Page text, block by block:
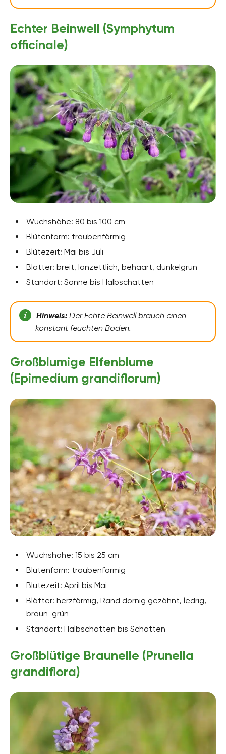
Echter Beinwell (Symphytum
officinale)
Wuchshöhe: 80 bis 100 cm
Blütenform: traubenförmig
Blütezeit: Mai bis Juli
Blätter: breit, lanzettlich, behaart, dunkelgrün
Standort: Sonne bis Halbschatten
Hinweis: Der Echte Beinwell brauch einen
konstant feuchten Boden.
Großblumige Elfenblume
(Epimedium grandiflorum)
Wuchshöhe: 15 bis 25 cm
Blütenform: traubenförmig
Blütezeit: April bis Mai
Blätter: herzförmig, Rand dornig gezähnt, ledrig,
braun-grün
Standort: Halbschatten bis Schatten
Großblütige Braunelle (Prunella
grandiflora)